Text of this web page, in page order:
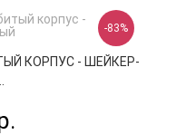
-83%
КОРПУС - ШЕЙКЕР-